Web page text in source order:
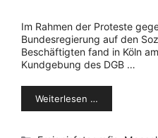
Im Rahmen der Proteste
Bundesregierung auf den
Beschäftigten fand in Köln
Kundgebung des DGB …
Weiterlesen …